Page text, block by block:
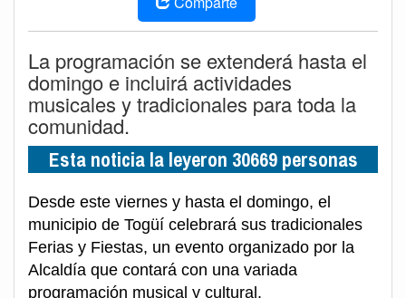
La programación se extenderá hasta el
domingo e incluirá actividades
musicales y tradicionales para toda la
comunidad.
Esta noticia la leyeron 30669 personas
Desde este viernes y hasta el domingo, el
municipio de Togüí celebrará sus tradicionales
Ferias y Fiestas, un evento organizado por la
Alcaldía que contará con una variada
programación musical y cultural.